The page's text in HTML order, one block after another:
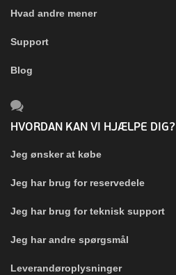
Hvad andre mener
Support
Blog
HVORDAN KAN VI HJÆLPE DIG?
Jeg ønsker at købe
Jeg har brug for reservedele
Jeg har brug for teknisk support
Jeg har andre spørgsmål
Leverandøroplysninger